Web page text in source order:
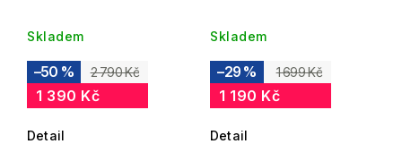
Skladem
2 790 Kč
–50 %
1 390 Kč
Detail
Skladem
1 699 Kč
–29 %
1 190 Kč
Detail